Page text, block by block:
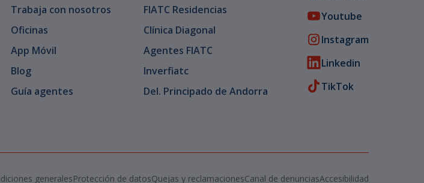
Trabaja con nosotros
Oficinas
App Móvil
Blog
Guía agentes
FIATC Residencias
Clínica Diagonal
Agentes FIATC
Inverfiatc
Del. Principado de Andorra
Youtube
Instagram
Linkedin
TikTok
generalesProtección de datosQuejas y reclamacionesCanal de denunciasAccesibilidad